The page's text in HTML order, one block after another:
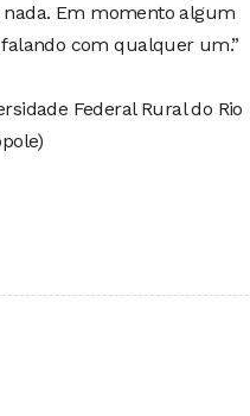
nada. Em momento algum
com qualquer um.”
Federal Rural do Rio